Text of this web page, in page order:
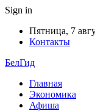
Sign in
Пятница, 7
Контакты
БелГид
Главная
Экономика
Афиша